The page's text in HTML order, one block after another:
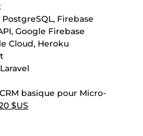
Firebase
Google Firebase
Cloud, Heroku
basique pour Micro-
$US